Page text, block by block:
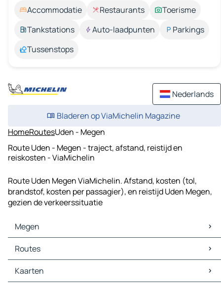
Accommodatie Restaurants
Toerisme
Tankstations
Auto-laadpunten
Parkings
Tussenstops
Nederlands
Bladeren op ViaMichelin Magazine
HomeRoutesUden - Megen
Route Uden - Megen - traject, afstand, reistijd en
reiskosten - ViaMichelin
Route Uden Megen ViaMichelin. Afstand, kosten (tol,
brandstof, kosten per passagier), en reistijd Uden Megen,
gezien de verkeerssituatie
Megen
Megen Kaarten
Megen Verkeer
Megen Hotels
Megen Restaurants
Routes
Routes Megen - Den Bosch
Routes Megen - Arnhem
Kaarten